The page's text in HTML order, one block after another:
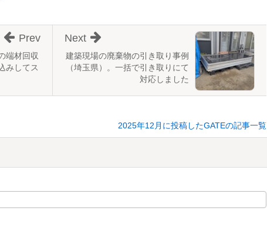
建築現場の廃棄物の引き取り事例
（埼玉県）。一括で引き取りにて
対応しました
Next
端材回収
みしてス
Prev
2025年12月に投稿したGATEの記事一覧